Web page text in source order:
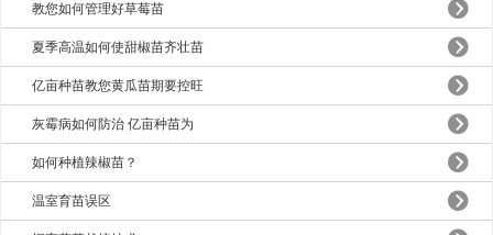
教您如何管理好草莓苗
夏季高温如何使甜椒苗齐壮苗
亿亩种苗教您黄瓜苗期要控旺
灰霉病如何防治 亿亩种苗为
如何种植辣椒苗？
温室育苗误区